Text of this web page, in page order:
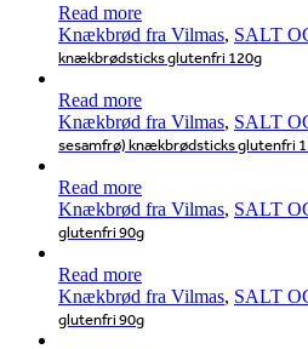
Read more
Knækbrød fra Vilmas, SALT
knækbrødsticks glutenfri 120g
Read more
Knækbrød fra Vilmas, SALT
sesamfrø) knækbrødsticks glutenfri
Read more
Knækbrød fra Vilmas, SALT
glutenfri 90g
Read more
Knækbrød fra Vilmas, SALT
glutenfri 90g